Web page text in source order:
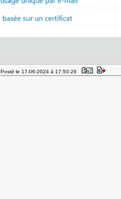
Posté le 17-06-2024 à 17:50:29